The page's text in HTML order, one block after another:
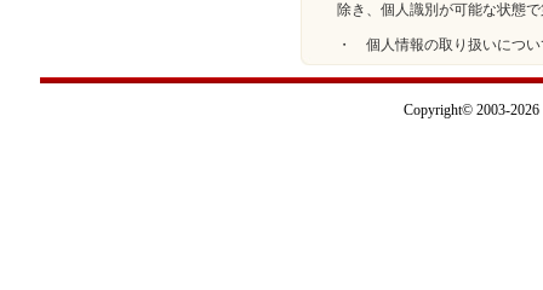
除き、個人識別が可能な状態
・ 個人情報の取り扱いについ
Copyright© 2003-2026